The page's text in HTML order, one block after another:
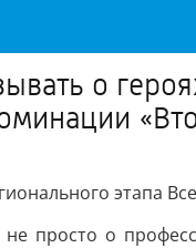
о
этапа
просто о